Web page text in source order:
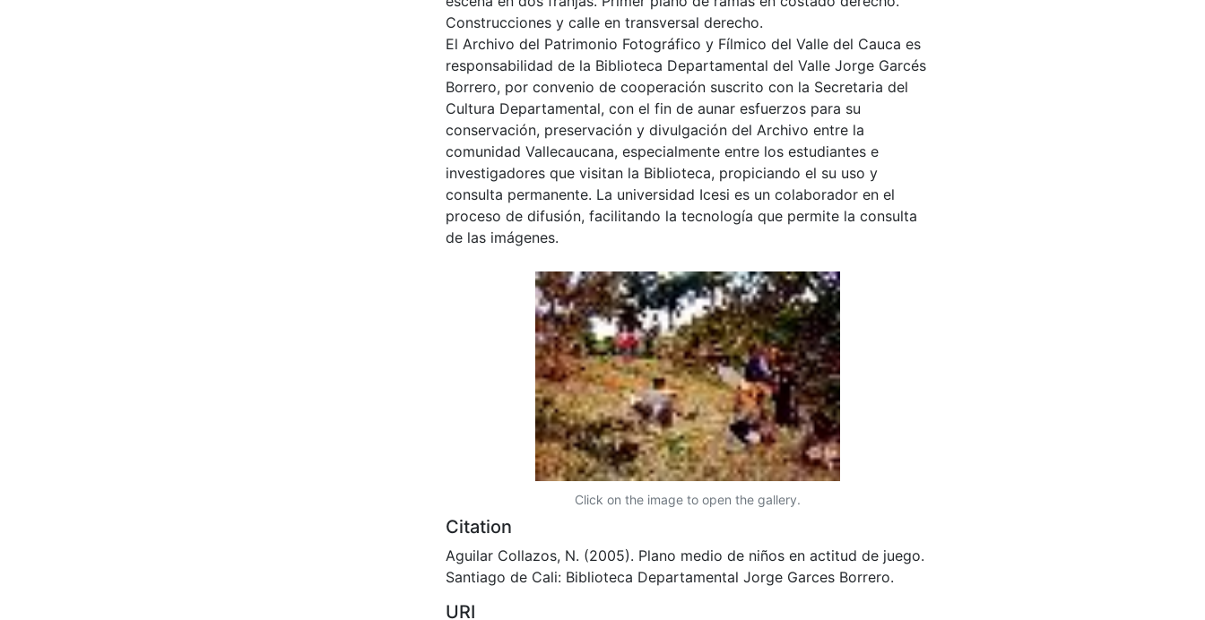
Construcciones y calle en transversal derecho.
El Archivo del Patrimonio Fotográfico y Fílmico del Valle del Cauca es
responsabilidad de la Biblioteca Departamental del Valle Jorge Garcés
Borrero, por convenio de cooperación suscrito con la Secretaria del
Cultura Departamental, con el fin de aunar esfuerzos para su
conservación, preservación y divulgación del Archivo entre la
comunidad Vallecaucana, especialmente entre los estudiantes e
investigadores que visitan la Biblioteca, propiciando el su uso y
consulta permanente. La universidad Icesi es un colaborador en el
proceso de difusión, facilitando la tecnología que permite la consulta
de las imágenes.
Click on the image to open the gallery.
Citation
Aguilar Collazos, N. (2005). Plano medio de niños en actitud de juego.
Santiago de Cali: Biblioteca Departamental Jorge Garces Borrero.
URI